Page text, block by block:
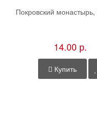
Покровский
14.00 р.
Купить